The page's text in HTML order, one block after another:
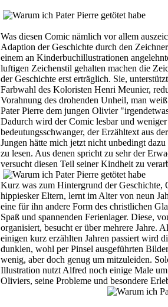
Was diesen Comic nämlich vor allem
Adaption der Geschichte durch den
einem an Kinderbuchillustrationen
luftigen Zeichenstil gehalten machen die
der Geschichte erst erträglich. Sie,
Farbwahl des Koloristen Henri Meunier,
Vorahnung des drohenden Unheil, man
Pater Pierre dem jungen Olivier
Dadurch wird der Comic lesbar und weniger
bedeutungsschwanger, der Erzähltext aus
Jungen hätte mich jetzt nicht unbedingt dazu
zu lesen. Aus denen spricht zu sehr der
versucht diesen Teil seiner Kindheit zu
Kurz was zum Hintergrund der Geschichte,
hippiesker Eltern, lernt im Alter von neun
eine für ihn andere Form des christlichen
Spaß und spannenden Ferienlager. Diese,
organisiert, besucht er über mehrere Jahre.
einigen kurz erzählten Jahren passiert wird
dunklen, wohl per Pinsel ausgeführten
wenig, aber doch genug um mitzuleiden.
Illustration nutzt Alfred noch einige Male
Oliviers, seine Probleme und besondere